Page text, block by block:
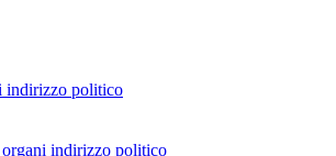
indirizzo politico
indirizzo politico